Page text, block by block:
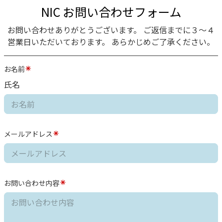
NIC お問い合わせフォーム
お問い合わせありがとうございます。 ご返信までに３〜４
営業日いただいております。 あらかじめご了承ください。
お名前
氏名
メールアドレス
お問い合わせ内容